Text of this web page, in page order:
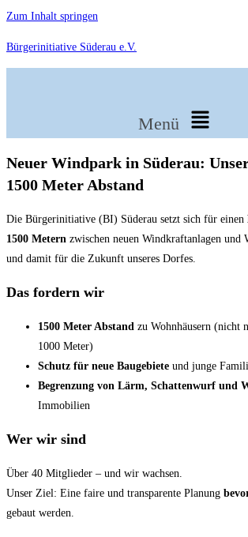
Zum Inhalt springen
Bürgerinitiative Süderau e.V.
Menü
Neuer Windpark in Süderau:
1500 Meter Abstand
Die Bürgerinitiative (BI) Süderau setzt sich für einen
1500 Metern zwischen neuen Windkraftanlagen und
und damit für die Zukunft unseres Dorfes.
Das fordern wir
1500 Meter Abstand zu Wohnhäusern (nicht
1000 Meter)
Schutz für neue Baugebiete und junge
Begrenzung von Lärm, Schattenwurf und
Immobilien
Wer wir sind
Über 40 Mitglieder – und wir wachsen.
Unser Ziel: Eine faire und transparente Planung
gebaut werden.